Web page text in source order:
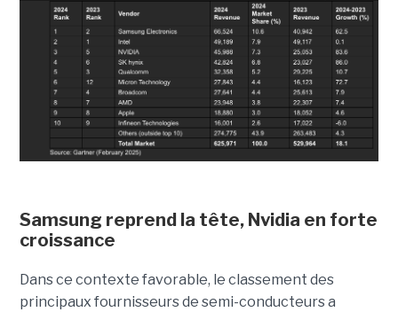
Samsung reprend la tête, Nvidia en forte
croissance
Dans ce contexte favorable, le classement des
principaux fournisseurs de semi-conducteurs a